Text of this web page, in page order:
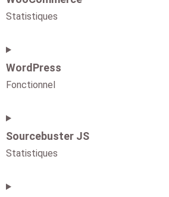
Statistiques
WordPress
Fonctionnel
Sourcebuster JS
Statistiques